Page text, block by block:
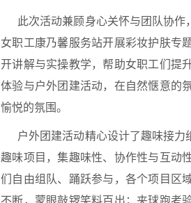
此次活动兼顾身心关怀与团队协
女职工康乃馨服务站开展彩妆护肤专
开讲解与实操教学，帮助女职工们提
体验与户外团建活动，在自然惬意的
愉悦的氛围。
户外团建活动精心设计了趣味接
趣味项目，集趣味性、协作性与互动
们自由组队、踊跃参与，各个项目区
不断，蒙眼敲锣笑料百出；夹球跑考